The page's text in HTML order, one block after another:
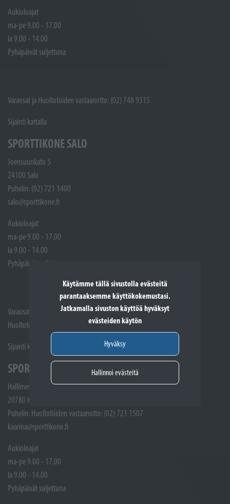
Käytämme tällä sivustolla evästeitä
parantaaksemme käyttökokemustasi.
Jatkamalla sivuston käyttöä hyväksyt
evästeiden käytön
Hyväksy
Hallinnoi evästeitä
Aukioloajat
ma-pe 9.00 - 17.00
la 9.00 - 14.00
Pyhäpäivät suljettuna
Varaosat ja Huoltotöiden vastaanotto: (02) 748 9315
Sijainti kartalla
SPORTTIKONE SALO
Joensuunkatu 5
24100 Salo
Puhelin: (02) 721 1400
salo@sporttikone.fi
Aukioloajat
ma-pe 9.00 - 17.00
la 9.00 - 14.00
Pyhäpäivät suljettuna
Varaosat: (02) 721 1407
Huoltotöiden vastaanotto: 02 7211405
Sijainti kartalla
SPORTTIKONE KAARINA
Hallimestarinkatu 4
20780 Kaarina
Puhelin: Huoltotöiden vastaanotto: (02) 721 1507
kaarina@sporttikone.fi
Aukioloajat
ma-pe 9.00 - 17.00
la 9.00 - 14.00
Pyhäpäivät suljettuna